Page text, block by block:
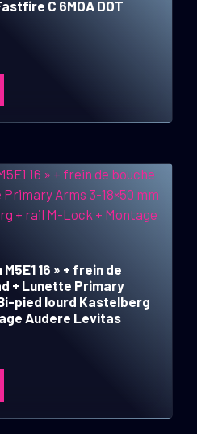
C 6MOA DOT
16 » + frein de
+ Lunette Primary
pied lourd Kastelberg
Audere Levitas